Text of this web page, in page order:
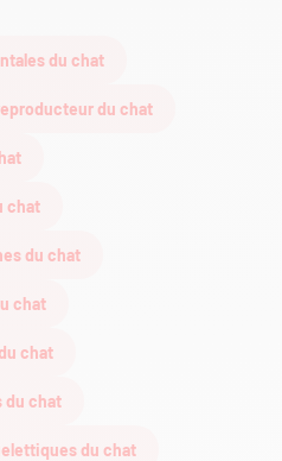
du chat
du chat
chat
du chat
chat
chat
du chat
du chat